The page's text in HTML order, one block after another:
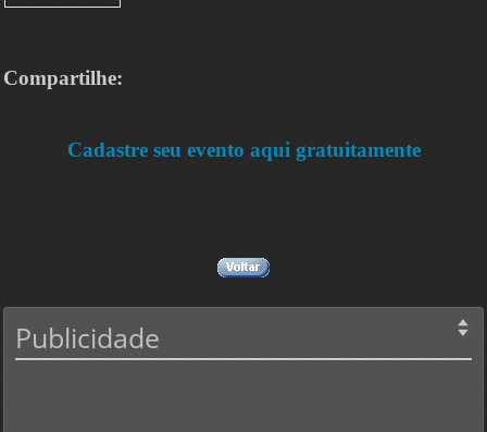
Compartilhe:
Cadastre seu evento aqui gratuitamente
Publicidade